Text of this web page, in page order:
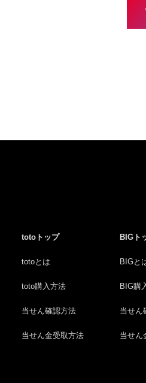
totoトップ
totoとは
toto購入方法
当せん確認方法
当せん金受取方法
BIGト
BIGと
BIG購
当せん
当せん